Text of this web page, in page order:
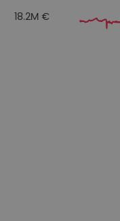
18.2M €